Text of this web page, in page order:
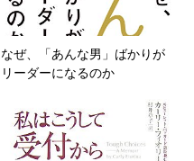
なぜ、「あんな男」ばかりが
リーダーになるのか